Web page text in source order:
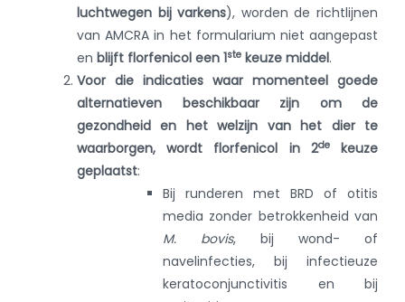
luchtwegen bij varkens), worden de richtlijnen
van AMCRA in het formularium niet aangepast
en blijft florfenicol een 1ste keuze middel.
Voor die indicaties waar momenteel goede
alternatieven beschikbaar zijn om de
gezondheid en het welzijn van het dier te
waarborgen, wordt florfenicol in 2dekeuze
geplaatst:
Bij runderen met BRD of otitis
media zonder betrokkenheid van
M. bovis, bij wond- of
navelinfecties, bij infectieuze
keratoconjunctivitis en bij